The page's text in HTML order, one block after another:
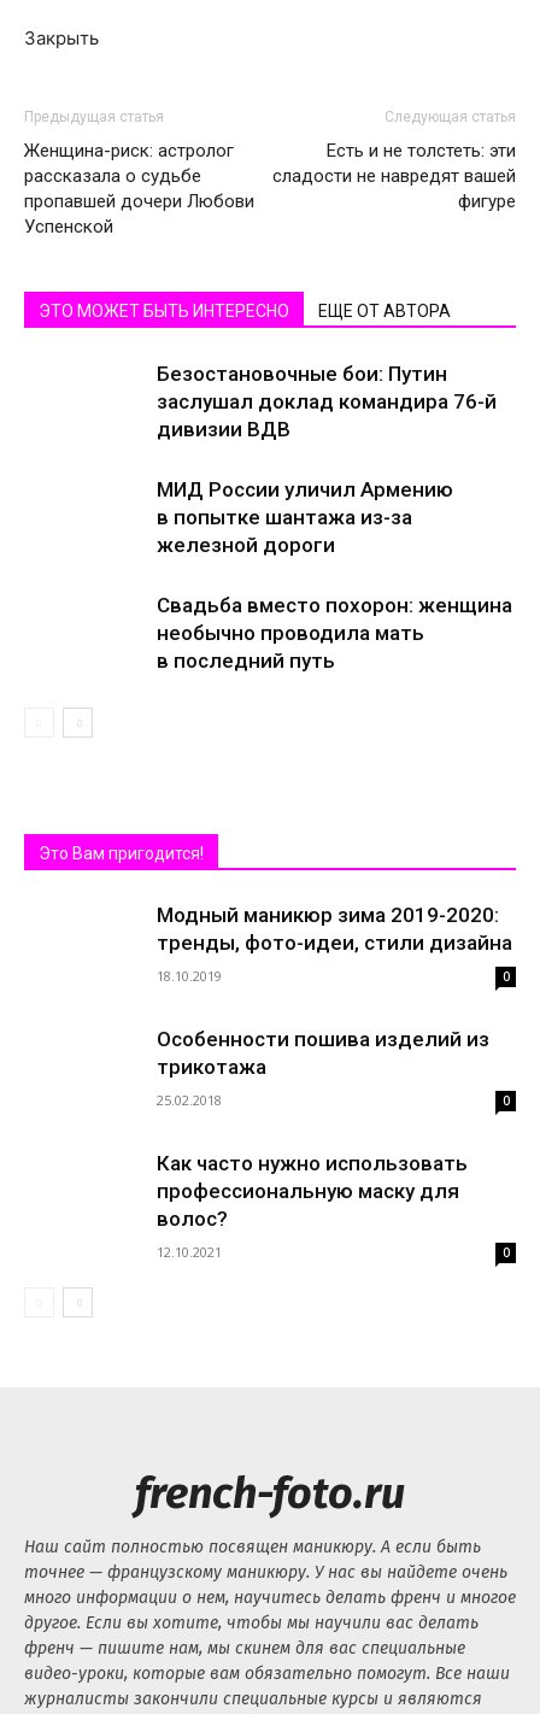
Закрыть
Предыдущая статья
Женщина-риск: астролог
рассказала о судьбе
пропавшей дочери Любови
Успенской
Следующая статья
Есть и не толстеть: эти
сладости не навредят вашей
фигуре
ЭТО МОЖЕТ БЫТЬ ИНТЕРЕСНО ЕЩЕ ОТ АВТОРА
Безостановочные бои: Путин
заслушал доклад командира 76-й
дивизии ВДВ
МИД России уличил Армению
в попытке шантажа из-за
железной дороги
Свадьба вместо похорон: женщина
необычно проводила мать
в последний путь
Это Вам пригодится!
Модный маникюр зима 2019-2020:
тренды, фото-идеи, стили дизайна
18.10.2019 0
Особенности пошива изделий из
трикотажа
25.02.2018 0
Как часто нужно использовать
профессиональную маску для
волос?
12.10.2021 0
french-foto.ru
Наш сайт полностью посвящен маникюру. А если быть
точнее — французскому маникюру. У нас вы найдете очень
много информации о нем, научитесь делать френч и многое
другое. Если вы хотите, чтобы мы научили вас делать
френч — пишите нам, мы скинем для вас специальные
видео-уроки, которые вам обязательно помогут. Все наши
журналисты закончили специальные курсы и являются